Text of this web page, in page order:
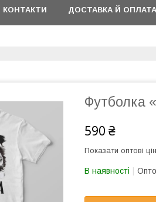
КОНТАКТИ ДОСТАВКА Й ОПЛАТА
Футболка
590 ₴
Показати оптові
В наявності